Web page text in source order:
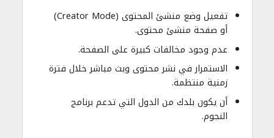
تفعيل وضع منشئ المحتوى (Creator Mode)
أو صفحة منشئ محتوى.
عدم وجود مخالفات كبيرة على الصفحة.
الاستمرار في نشر محتوى وبث مباشر خلال فترة
زمنية منتظمة.
أن يكون بلدك من الدول التي تدعم برنامج
النجوم.